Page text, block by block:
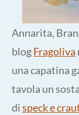
Annarita,
blogFragoliva
una capatina
tavola un
dispeck e